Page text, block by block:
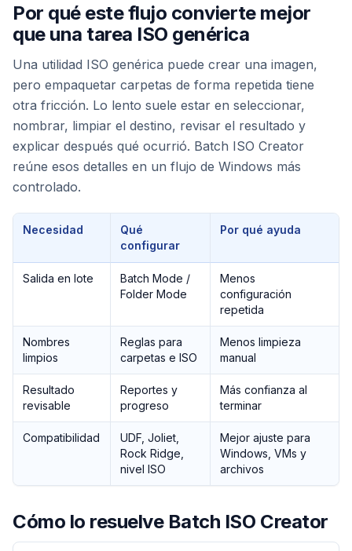
Por qué este flujo convierte mejor
que una tarea ISO genérica
Una utilidad ISO genérica puede crear una imagen,
pero empaquetar carpetas de forma repetida tiene
otra fricción. Lo lento suele estar en seleccionar,
nombrar, limpiar el destino, revisar el resultado y
explicar después qué ocurrió. Batch ISO Creator
reúne esos detalles en un flujo de Windows más
controlado.
Necesidad
Qué
configurar
Por qué ayuda
Salida en lote
Batch Mode /
Folder Mode
Menos
configuración
repetida
Nombres
limpios
Reglas para
carpetas e ISO
Menos limpieza
manual
Resultado
revisable
Reportes y
progreso
Más confianza al
terminar
Compatibilidad
UDF, Joliet,
Rock Ridge,
nivel ISO
Mejor ajuste para
Windows, VMs y
archivos
Cómo lo resuelve Batch ISO Creator